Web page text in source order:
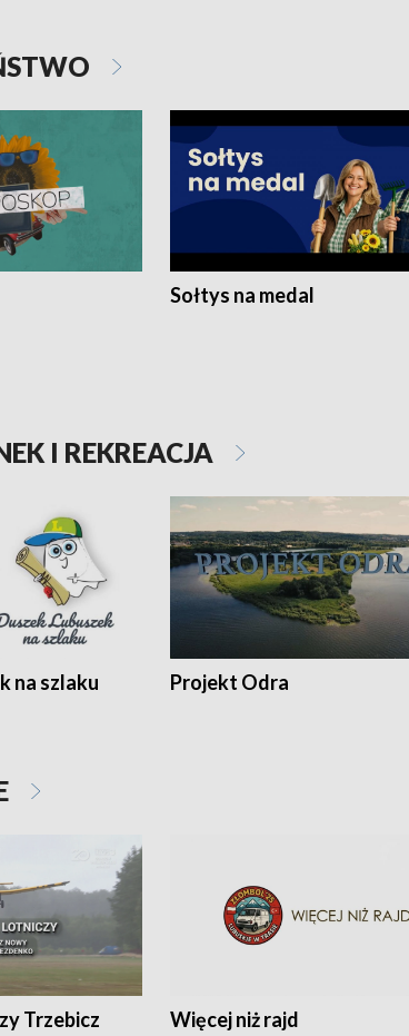
Sołtys na medal
I REKREACJA
na szlaku Projekt Odra
Trzebicz
Więcej niż rajd